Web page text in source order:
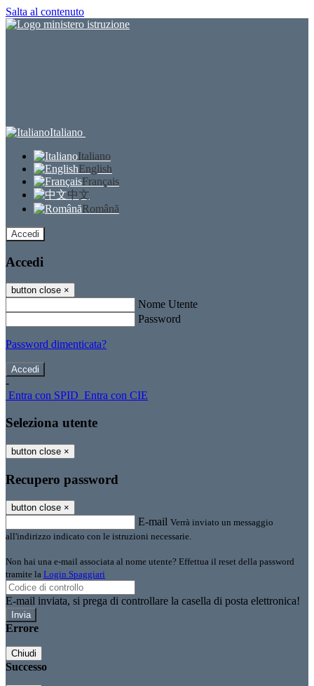
Salta al contenuto
Italiano
Italiano
English
Français
中文
Română
Accedi
Accedi
button close ×
Nome Utente
Password
Password dimenticata?
-
Entra con SPID Entra con CIE
Seleziona utente
button close ×
Recupero password
button close ×
E-mail Verrà inviato un messaggio
all'indirizzo indicato con le istruzioni necessarie.
Non hai una e-mail associata al nome utente? Effettua il reset della password
tramite la Login Spaggiari
E-mail inviata, si prega di controllare la casella di posta elettronica!
Errore
Chiudi
Successo